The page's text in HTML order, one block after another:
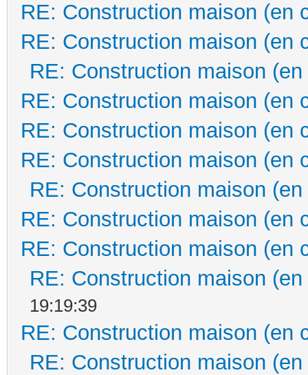
RE: Construction maison (en
RE: Construction maison (en
RE: Construction maison
RE: Construction maison (en
RE: Construction maison (en
RE: Construction maison (en
RE: Construction maison
RE: Construction maison (en
RE: Construction maison (en
RE: Construction maison
19:19:39
RE: Construction maison (en
RE: Construction maison